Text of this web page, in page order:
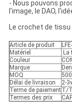
- Nous pouvons
l'image, le DAO,
Le crochet de tissu
Article de produit
Matériel
La
Couleur
Marque
MOQ
Délai de livraison
2-
Terme de paiementT/
Termes des prix